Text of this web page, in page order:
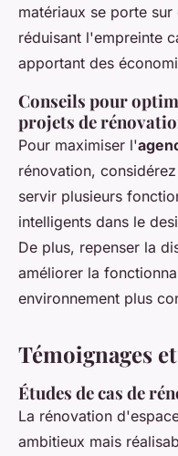
matériaux se porte
réduisant l'empreinte
apportant des
Conseils pour
projets de
Pour maximiser l'
rénovation,
servir plusieurs
intelligents dans le
De plus, repenser la
améliorer la
environnement plus
Témoignages
Études de cas de
La rénovation
ambitieux mais